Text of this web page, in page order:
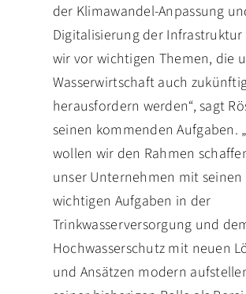
der Klimawandel-Anpassung
Digitalisierung der Infrastruktur
wir vor wichtigen Themen, die
Wasserwirtschaft auch
herausfordern werden“, sagt
seinen kommenden Aufgaben.
wollen wir den Rahmen
unser Unternehmen mit seinen
wichtigen Aufgaben in der
Trinkwasserversorgung und
Hochwasserschutz mit neuen
und Ansätzen modern